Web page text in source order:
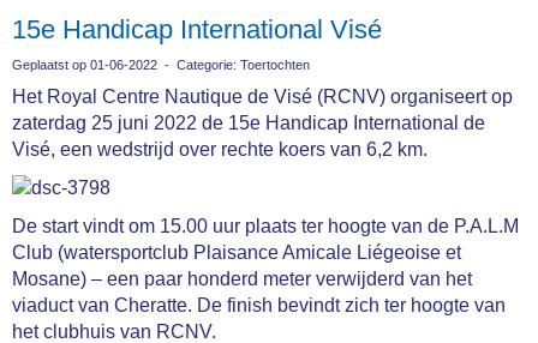
15e Handicap International Visé
Geplaatst op 01-06-2022 - Categorie: Toertochten
Het Royal Centre Nautique de Visé (RCNV) organiseert op
zaterdag 25 juni 2022 de 15e Handicap International de
Visé, een wedstrijd over rechte koers van 6,2 km.
De start vindt om 15.00 uur plaats ter hoogte van de P.A.L.M
Club (watersportclub Plaisance Amicale Liégeoise et
Mosane) – een paar honderd meter verwijderd van het
viaduct van Cheratte. De finish bevindt zich ter hoogte van
het clubhuis van RCNV.